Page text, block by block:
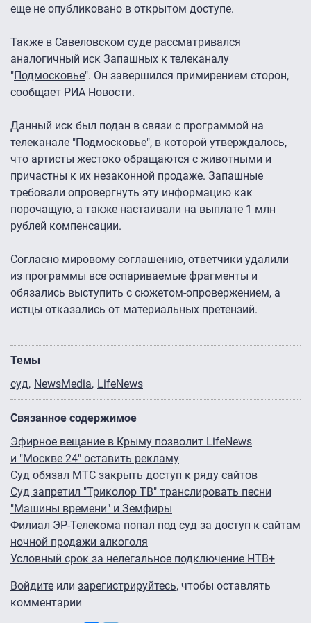
еще не опубликовано в открытом доступе.
Также в Савеловском суде рассматривался
аналогичный иск Запашных к телеканалу
"Подмосковье". Он завершился примирением сторон,
сообщает РИА Новости.
Данный иск был подан в связи с программой на
телеканале "Подмосковье", в которой утверждалось,
что артисты жестоко обращаются с животными и
причастны к их незаконной продаже. Запашные
требовали опровергнуть эту информацию как
порочащую, а также настаивали на выплате 1 млн
рублей компенсации.
Согласно мировому соглашению, ответчики удалили
из программы все оспариваемые фрагменты и
обязались выступить с сюжетом-опровержением, а
истцы отказались от материальных претензий.
Темы
суд NewsMedia LifeNews
Связанное содержимое
Эфирное вещание в Крыму позволит LifeNews
и "Москве 24″ оставить рекламу
Суд обязал МТС закрыть доступ к ряду сайтов
Суд запретил "Триколор ТВ" транслировать песни
"Машины времени" и Земфиры
Филиал ЭР-Телекома попал под суд за доступ к сайтам
ночной продажи алкоголя
Условный срок за нелегальное подключение НТВ+
Войдите или зарегистрируйтесь, чтобы оставлять
комментарии